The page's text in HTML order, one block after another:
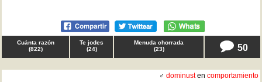
Cuánta razón
(822)
Te jodes
(24)
Menuda chorrada
(23) 50
♂ dominusten comportamiento